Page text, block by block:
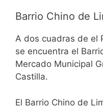
Barrio Chino de
A dos cuadras de el
se encuentra el
Mercado Municipal
Castilla.
El Barrio Chino de